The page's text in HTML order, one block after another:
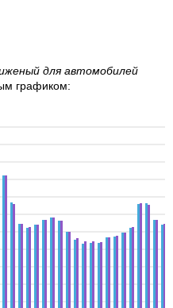
для автомобилей
графиком: